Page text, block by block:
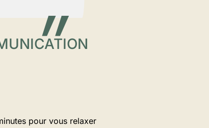
pour vous relaxer